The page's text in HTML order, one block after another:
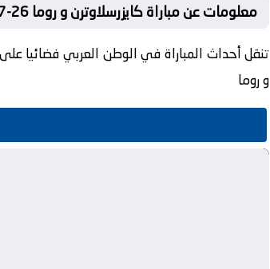
معلومات عن مباراة كايزرسلاوترن و روما 26-07-2025
تنقل أحداث المباراة في الوطن العربي فضائيا
و روما